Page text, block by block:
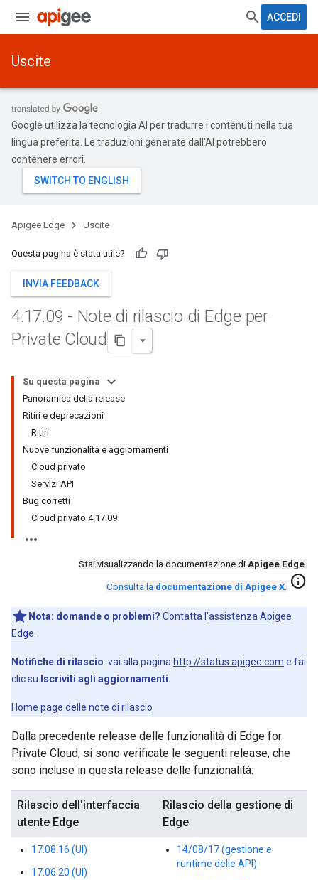
ACCEDI
Uscite
Google utilizza la tecnologia AI per tradurre i contenuti nella tua
lingua preferita. Le traduzioni generate dall'AI potrebbero
contenere errori.
Apigee Edge Uscite
Questa pagina è stata utile?
INVIA FEEDBACK
4.17.09 - Note di rilascio di Edge per
Private Cloud
Su questa pagina
Panoramica della release
Ritiri e deprecazioni
Ritiri
Nuove funzionalità e aggiornamenti
Cloud privato
Servizi API
Bug corretti
Cloud privato 4.17.09
Stai visualizzando la documentazione di Apigee Edge.
Consulta la documentazione di Apigee X. info
Nota: domande o problemi? Contatta l'assistenza Apigee
Edge
Notifiche di rilascio: vai alla pagina http://status.apigee.com e fai
clic su Iscriviti agli aggiornamenti
Home page delle note di rilascio
Dalla precedente release delle funzionalità di Edge for
Private Cloud, si sono verificate le seguenti release, che
sono incluse in questa release delle funzionalità:
Rilascio dell'interfaccia
utente Edge
Rilascio della gestione di
Edge
17.08.16 (UI)
17.06.20 (UI)
14/08/17 (gestione e
runtime delle API)